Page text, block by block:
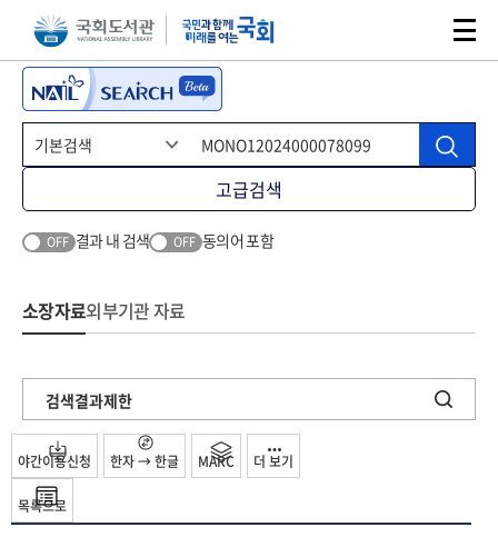
본문 바로가기주메뉴 바로가기
고급검색
OFF 결과 내 검색 OFF 동의어 포함
소장자료외부기관 자료
검색결과제한
목록으로
야간이용신청 한자 → 한글 MARC 더 보기